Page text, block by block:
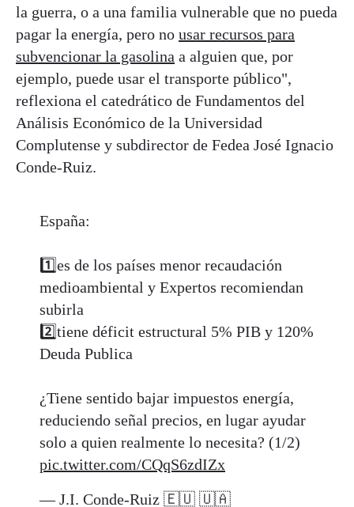
la guerra, o a una familia vulnerable que no pueda
pagar la energía, pero no usar recursos para
subvencionar la gasolina a alguien que, por
ejemplo, puede usar el transporte público",
reflexiona el catedrático de Fundamentos del
Análisis Económico de la Universidad
Complutense y subdirector de Fedea José Ignacio
Conde-Ruiz.
España:
1️⃣es de los países menor recaudación
medioambiental y Expertos recomiendan
subirla
2️⃣tiene déficit estructural 5% PIB y 120%
Deuda Publica
¿Tiene sentido bajar impuestos energía,
reduciendo señal precios, en lugar ayudar
solo a quien realmente lo necesita? (1/2)
pic.twitter.com/CQqS6zdIZx
— J.I. Conde-Ruiz 🇪🇺 🇺🇦